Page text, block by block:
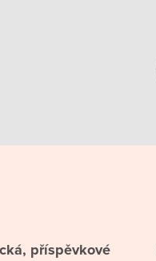
příspěvkové